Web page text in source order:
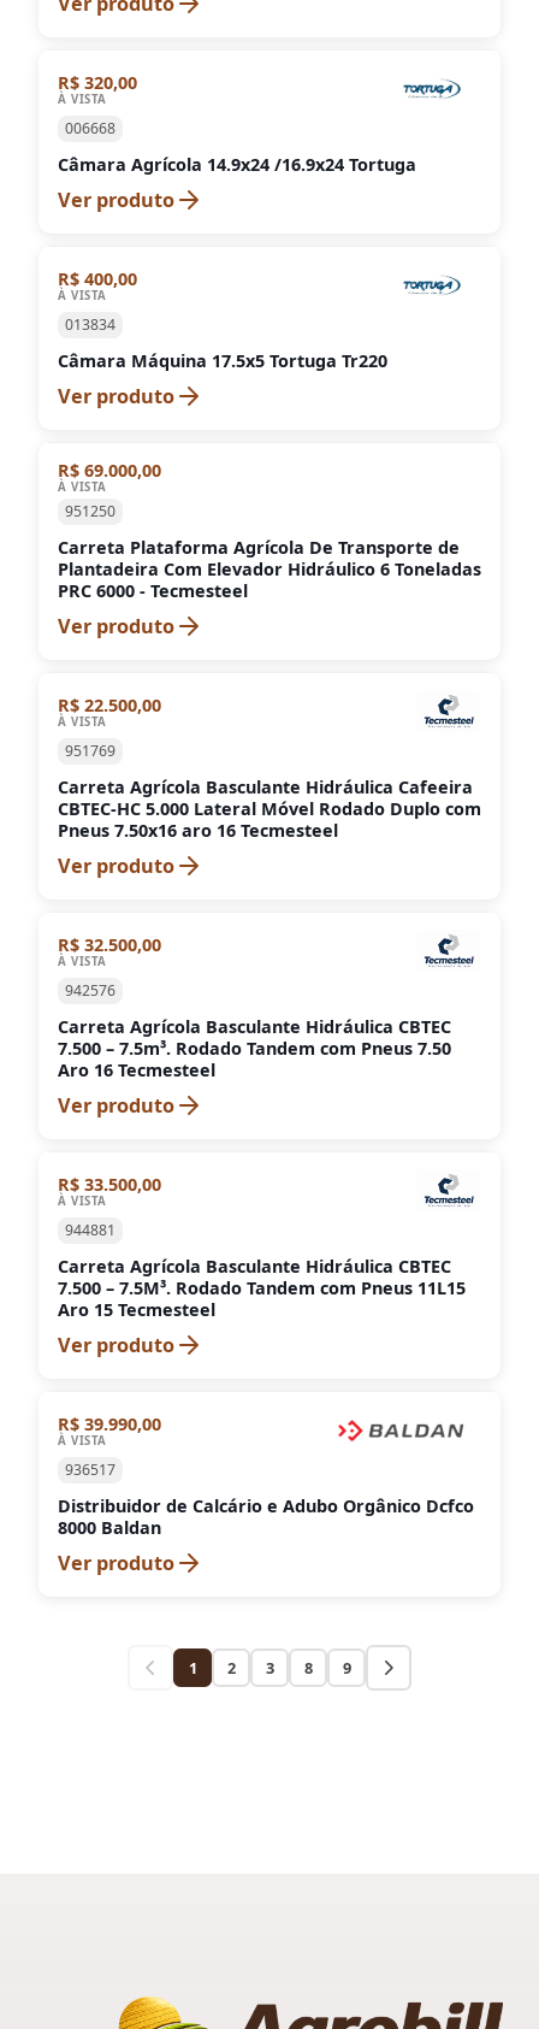
R$ 320,00
À VISTA
006668
Câmara Agrícola 14.9x24 /16.9x24 Tortuga
Ver produto
R$ 400,00
À VISTA
013834
Câmara Máquina 17.5x5 Tortuga Tr220
Ver produto
R$ 69.000,00
À VISTA
951250
Carreta Plataforma Agrícola De Transporte de
Plantadeira Com Elevador Hidráulico 6 Toneladas
PRC 6000 - Tecmesteel
Ver produto
R$ 22.500,00
À VISTA
951769
Carreta Agrícola Basculante Hidráulica Cafeeira
CBTEC-HC 5.000 Lateral Móvel Rodado Duplo com
Pneus 7.50x16 aro 16 Tecmesteel
Ver produto
R$ 32.500,00
À VISTA
942576
Carreta Agrícola Basculante Hidráulica CBTEC
7.500 – 7.5m³. Rodado Tandem com Pneus 7.50
Aro 16 Tecmesteel
Ver produto
R$ 33.500,00
À VISTA
944881
Carreta Agrícola Basculante Hidráulica CBTEC
7.500 – 7.5M³. Rodado Tandem com Pneus 11L15
Aro 15 Tecmesteel
Ver produto
R$ 39.990,00
À VISTA
936517
Distribuidor de Calcário e Adubo Orgânico Dcfco
8000 Baldan
Ver produto
1 2 3 8 9